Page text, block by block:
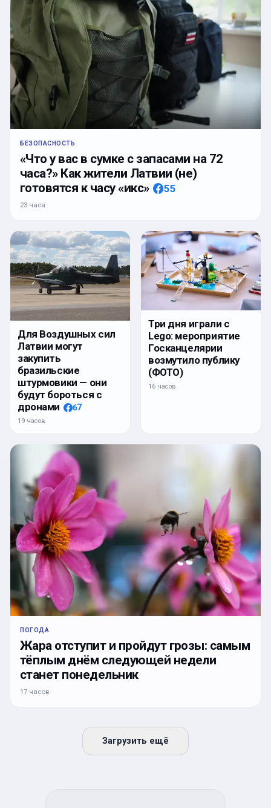
БЕЗОПАСНОСТЬ
«Что у вас в сумке с запасами на 72
часа?» Как жители Латвии (не)
готовятся к часу «икс»
55
23 часа
Для Воздушных сил
Латвии могут
закупить
бразильские
штурмовики — они
будут бороться с
дронами
67
19 часов
Три дня играли с
Lego: мероприятие
Госканцелярии
возмутило публику
(ФОТО)
16 часов
ПОГОДА
Жара отступит и пройдут грозы: самым
тёплым днём следующей недели
станет понедельник
17 часов
Загрузить ещё